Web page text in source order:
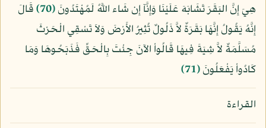
هِيَ إِنَّ البَقَرَ تَشَابَهَ عَلَيْنَا وَإِنَّآ إِن شَاء اللَّهُ لَمُهْتَدُونَ﴿70﴾
قَالَ
إِنَّهُ يَقُولُ إِنَّهَا بَقَرَةٌ لاَّ ذَلُولٌ تُثِيرُ الأَرْضَ وَلاَ تَسْقِي الْحَرْثَ
مُسَلَّمَةٌ لاَّ شِيَةَ فِيهَا قَالُواْ الآنَ جِئْتَ بِالْحَقِّ فَذَبَحُوهَا وَمَا
كَادُواْ يَفْعَلُونَ﴿71﴾
القراءة